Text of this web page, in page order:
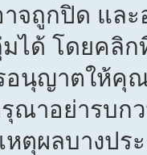
าจถูกปิด แล
ได้ โดยคลิ
นุญาตให้คุณ
ณาอย่ารบก
ตุผลบางปร